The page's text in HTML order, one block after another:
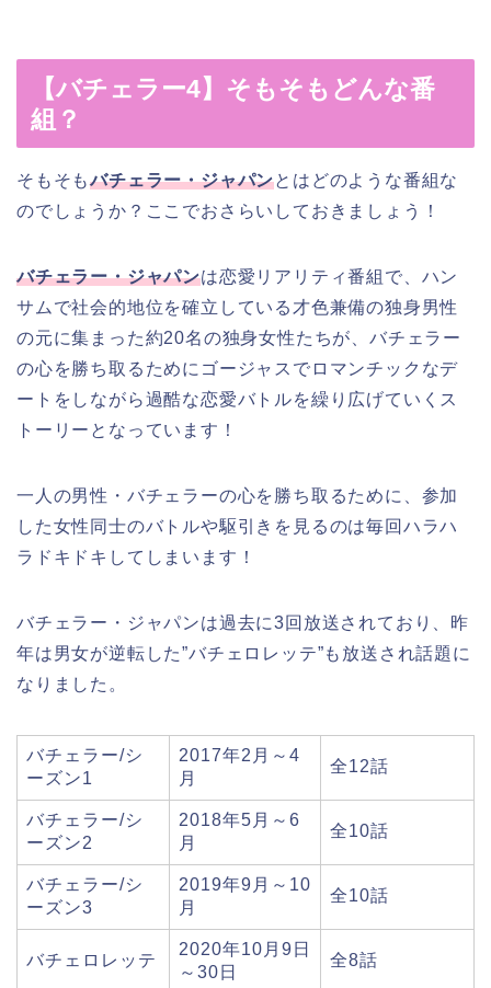
【バチェラー4】そもそもどんな番
組？
そもそもバチェラー・ジャパンとはどのような番組な
のでしょうか？ここでおさらいしておきましょう！
バチェラー・ジャパンは恋愛リアリティ番組で、ハン
サムで社会的地位を確立している才色兼備の独身男性
の元に集まった約20名の独身女性たちが、バチェラー
の心を勝ち取るためにゴージャスでロマンチックなデ
ートをしながら過酷な恋愛バトルを繰り広げていくス
トーリーとなっています！
一人の男性・バチェラーの心を勝ち取るために、参加
した女性同士のバトルや駆引きを見るのは毎回ハラハ
ラドキドキしてしまいます！
バチェラー・ジャパンは過去に3回放送されており、昨
年は男女が逆転した”バチェロレッテ”も放送され話題に
なりました。
バチェラー/シ
ーズン1
2017年2月～4
月
全12話
バチェラー/シ
ーズン2
2018年5月～6
月
全10話
バチェラー/シ
ーズン3
2019年9月～10
月
全10話
バチェロレッテ
2020年10月9日
～30日
全8話